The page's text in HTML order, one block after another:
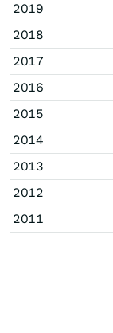
2019
2018
2017
2016
2015
2014
2013
2012
2011